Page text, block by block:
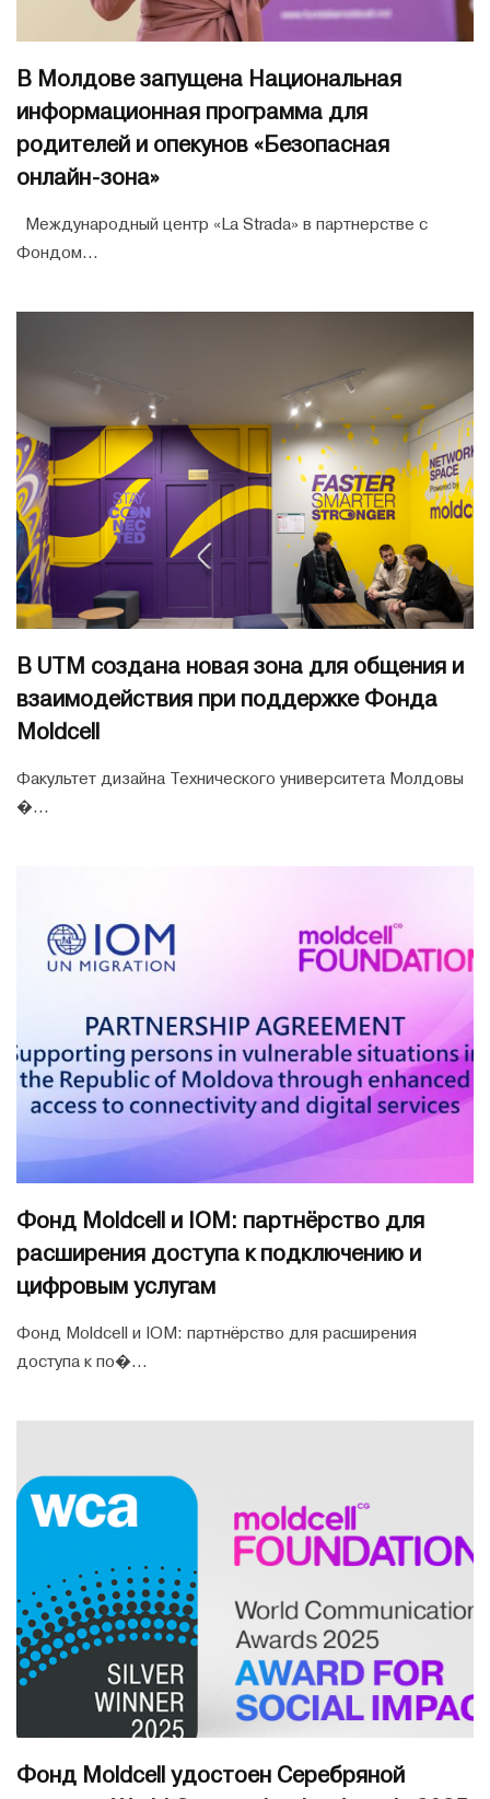
В Молдове запущена Национальная
информационная программа для
родителей и опекунов «Безопасная
онлайн-зона»
Международный центр «La Strada» в партнерстве с
Фондом...
В UTM создана новая зона для общения и
взаимодействия при поддержке Фонда
Moldcell
Факультет дизайна Технического университета Молдовы
�...
Фонд Moldcell и IOM: партнёрство для
расширения доступа к подключению и
цифровым услугам
Фонд Moldcell и IOM: партнёрство для расширения
доступа к по�...
Фонд Moldcell удостоен Серебряной